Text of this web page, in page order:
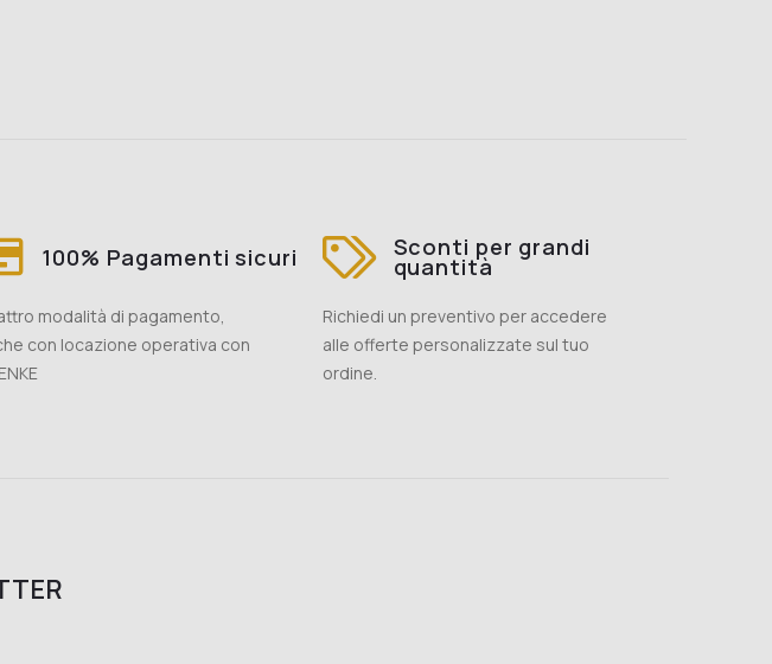
100% Pagamenti sicuri
modalità di pagamento,
con locazione operativa con
Sconti per grandi
quantità
Richiedi un preventivo per accedere
alle offerte personalizzate sul tuo
ordine.